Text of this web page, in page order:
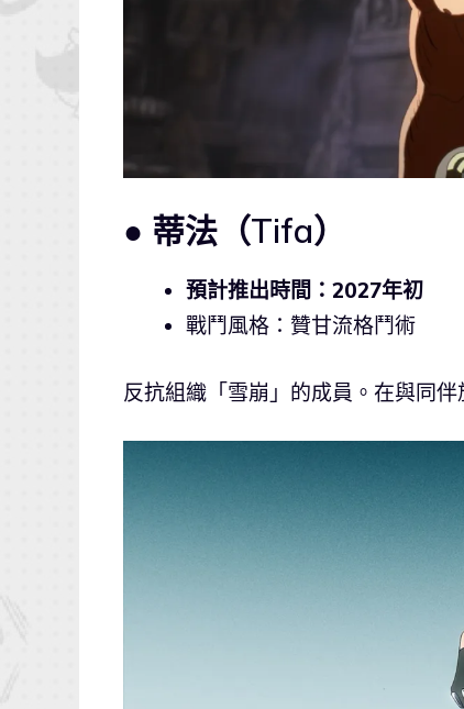
● 蒂法（Tifa）
預計推出時間：2027年初
戰鬥風格：贊甘流格鬥術
反抗組織「雪崩」的成員。在與同